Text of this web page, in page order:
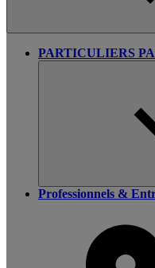
PARTICULIERS
Professionnels &